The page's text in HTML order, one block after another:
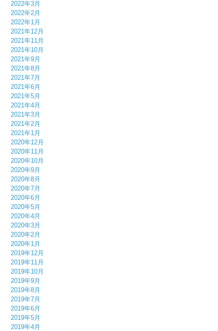
2022年3月
2022年2月
2022年1月
2021年12月
2021年11月
2021年10月
2021年9月
2021年8月
2021年7月
2021年6月
2021年5月
2021年4月
2021年3月
2021年2月
2021年1月
2020年12月
2020年11月
2020年10月
2020年9月
2020年8月
2020年7月
2020年6月
2020年5月
2020年4月
2020年3月
2020年2月
2020年1月
2019年12月
2019年11月
2019年10月
2019年9月
2019年8月
2019年7月
2019年6月
2019年5月
2019年4月